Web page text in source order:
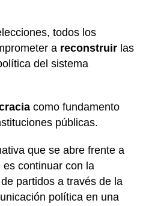
todos los
a reconstruir las
del sistema
como fundamento
públicas.
que se abre frente a
es continuar con la
partidos a través de la
política en una